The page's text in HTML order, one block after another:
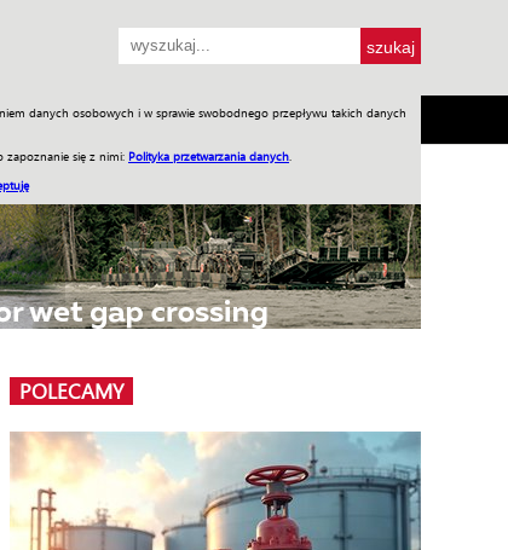
danych osobowych i w sprawie swobodnego przepływu takich danych
zapoznanie się z nimi: Polityka przetwarzania danych
SKLEP Jednodniówki Praca w WIW
POLECAMY